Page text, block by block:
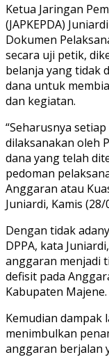
Ketua Jaringan
(JAPKEPDA)
Dokumen
secara uji petik,
belanja yang tidak
dana untuk
dan kegiatan.
“Seharusnya
dilaksanakan oleh
dana yang telah
pedoman
Anggaran atau
Juniardi, Kamis (28/
Dengan tidak
DPPA, kata
anggaran menjadi
defisit pada
Kabupaten Majene.
Kemudian dampak
menimbulkan
anggaran berjalan